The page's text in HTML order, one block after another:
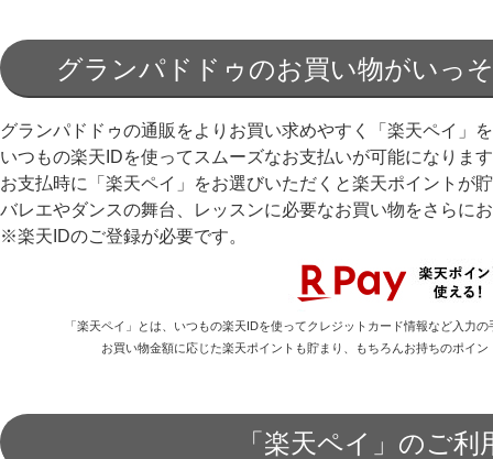
グランパドドゥのお買い物がいっ
グランパドドゥの通販をよりお買い求めやすく「楽天ペイ」
いつもの楽天IDを使ってスムーズなお支払いが可能になりま
お支払時に「楽天ペイ」をお選びいただくと楽天ポイントが
バレエやダンスの舞台、レッスンに必要なお買い物をさらに
※楽天IDのご登録が必要です。
「楽天ペイ」とは、いつもの楽天IDを使ってクレジットカード情報など入力
お買い物金額に応じた楽天ポイントも貯まり、もちろんお持ちのポイ
「楽天ペイ」のご利